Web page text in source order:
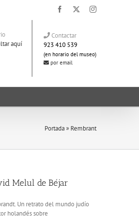
Facebook Instagram
aquí
Contactar
923 410 539
(en horario del museo)
por email
Portada» Rembrant
Melul de Béjar
Un retrato del mundo judío
holandés sobre